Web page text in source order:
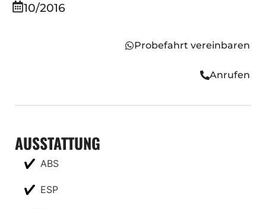
10/2016
Probefahrt vereinbaren
Anrufen
AUSSTATTUNG
✔ ABS
✔ ESP